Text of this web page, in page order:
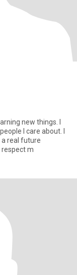
new things. I
I care about. I
a real future
respect m